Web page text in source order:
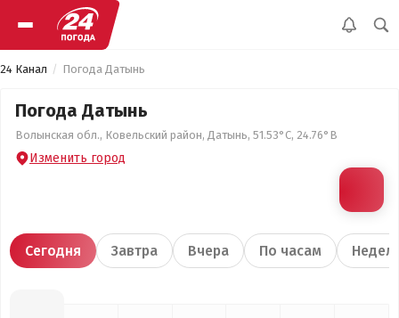
24 Канал Погода Датынь
Погода Датынь
Волынская обл., Ковельский район, Датынь, 51.53°С, 24.76°В
Изменить город
Сегодня Завтра Вчера По часам